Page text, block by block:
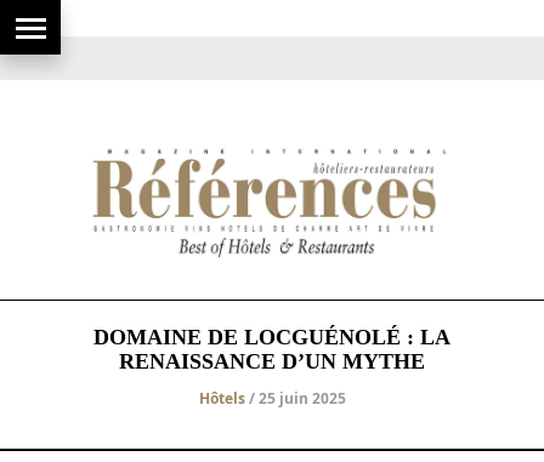
DOMAINE DE LOCGUÉNOLÉ : LA
RENAISSANCE D’UN MYTHE
Hôtels/ 25 juin 2025